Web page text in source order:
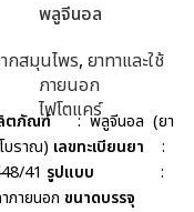
พลูจีนอล
กสมุนไพร, ยาทาและใช้
ภายนอก
ไฟโตแคร์
ลิตภัณฑ์: พลูจีนอล (ยา
บราณ) เลขทะเบียนยา :
41 รูปแบบ :
ภายนอก ขนาดบรรจุ